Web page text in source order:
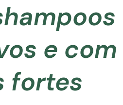
e com
fortes